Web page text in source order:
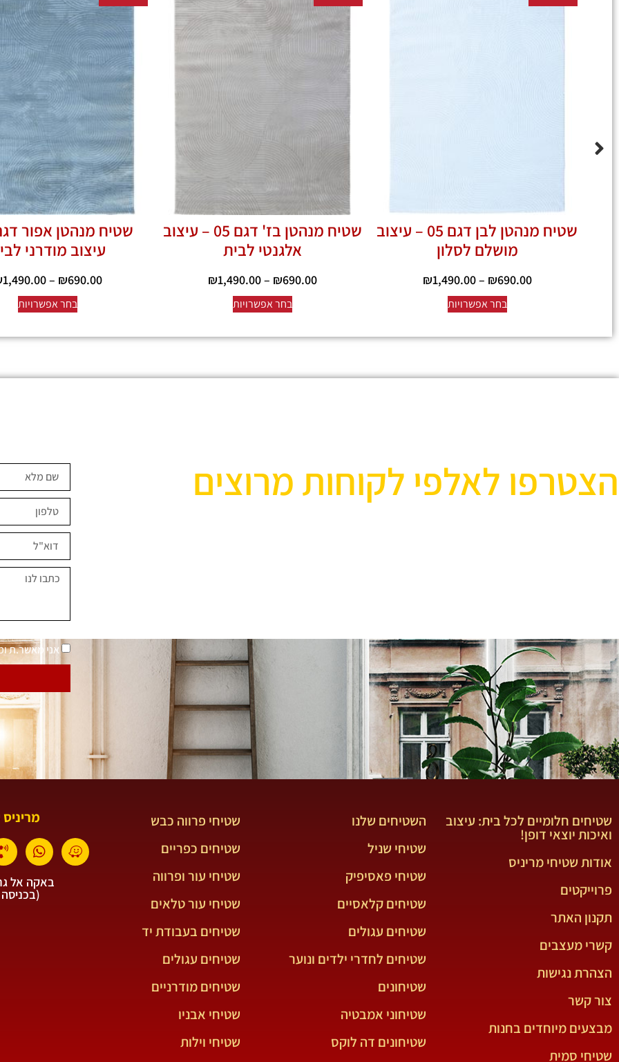
שטיח מנהטן לבן דגם 05 – עיצוב
מושלם לסלון
₪690.00
–
₪1,490.00
בחר אפשרויות
שטיח מנהטן בז' דגם 05 – עיצוב
אלגנטי לבית
₪690.00
–
₪1,490.00
בחר אפשרויות
עיצוב מודרני
₪690.00
–
1,490.00
בחר אפשרויות
הצטרפו לאלפי לקוחות מרוצים
אני מאשר.ת
שטיחים חלומיים לכל בית: עיצוב
ואיכות יוצאי דופן!
אודות שטיחי מריניס
פרוייקטים
תקנון האתר
קשרי מעצבים
הצהרת נגישות
צור קשר
מבצעים מיוחדים בחנות
שטיחי סמית
השטיחים שלנו
שטיחי שניל
שטיחי פאסיפיק
שטיחים קלאסיים
שטיחים עגולים
שטיחים לחדרי ילדים ונוער
שטיחונים
שטיחוני אמבטיה
שטיחונים דה לוקס
שטיחי פרווה כבש
שטיחים כפריים
שטיחי עור ופרווה
שטיחי עור טלאים
שטיחים בעבודת יד
שטיחים עגולים
שטיחים מודרניים
שטיחי אבניו
שטיחי וילות
באקה אל